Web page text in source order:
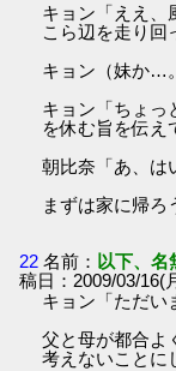
キョン「ええ、
こら辺を走り回
キョン（妹か…
キョン「ちょっ
を休む旨を伝え
朝比奈「あ、は
まずは家に帰ろ
22 名前： 以下、
稿日：2009/03/16(
キョン「ただい
父と母が都合よ
考えないことに